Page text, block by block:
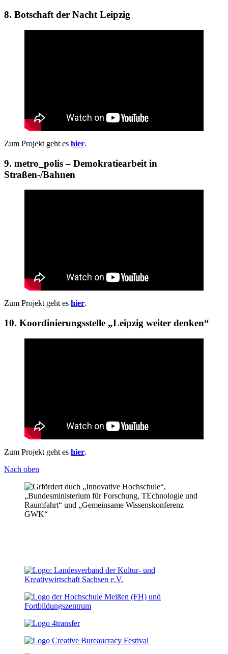
8. Botschaft der Nacht Leipzig
Zum Projekt geht es hier.
9. metro_polis – Demokratiearbeit in
Straßen-/Bahnen
Zum Projekt geht es hier.
10. Koordinierungsstelle „Leipzig weiter denken“
Zum Projekt geht es hier.
Nach oben